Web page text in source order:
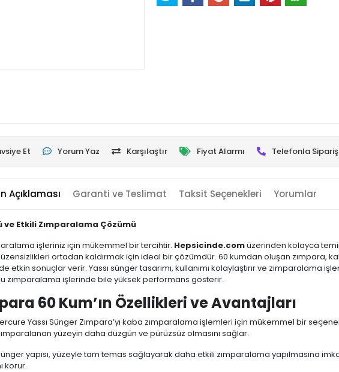
Et Yorum Yaz Karşılaştır Fiyat Alarmı Telefonla Sipariş
Açıklaması Garanti ve Teslimat Taksit Seçenekleri Yorumlar
ve Etkili Zımparalama Çözümü
işleriniz için mükemmel bir tercihtir. Hepsicinde.comüzerinden kolayca
ortadan kaldırmak için ideal bir çözümdür. 60 kumdan oluşan zımpara,
sonuçlar verir. Yassı sünger tasarımı, kullanımı kolaylaştırır ve zımparalama
zımparalama işlerinde bile yüksek performans gösterir.
60 Kum’ın Özellikleri ve Avantajları
Yassı Sünger Zımpara’yı kaba zımparalama işlemleri için mükemmel bir
yüzeyin daha düzgün ve pürüzsüz olmasını sağlar.
yapısı, yüzeyle tam temas sağlayarak daha etkili zımparalama yapılmasına
korur.